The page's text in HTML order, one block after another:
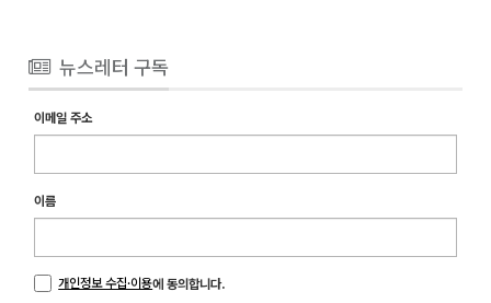
뉴스레터 구독
이메일 주소
이름
개인정보 수집·이용에 동의합니다.